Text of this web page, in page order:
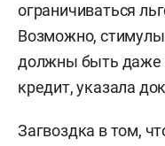
ограничиваться
Возможно,
должны быть даже
кредит, указала
Загвоздка в том,